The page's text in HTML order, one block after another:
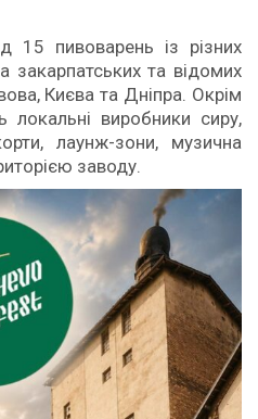
15 пивоварень із різних
закарпатських та відомих
Києва та Дніпра. Окрім
локальні виробники сиру,
лаунж-зони, музична
заводу.